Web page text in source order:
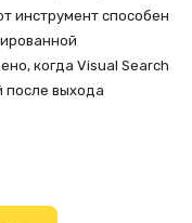
инструмент способен
когда Visual Search
после выхода